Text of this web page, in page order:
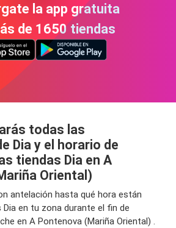
la app gratuita
de 1650 tiendas
todas las
Dia y el horario de
tiendas Dia en A
Oriental)
antelación hasta qué hora están
en tu zona durante el fin de
en A Pontenova (Mariña Oriental) .